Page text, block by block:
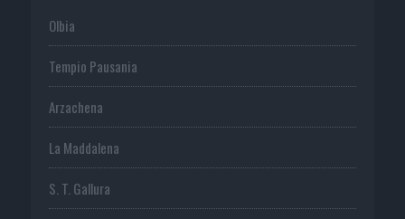
Olbia
Tempio Pausania
Arzachena
La Maddalena
S. T. Gallura